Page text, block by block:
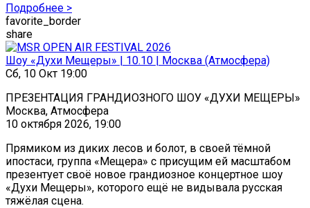
Подробнее >
favorite_border
share
Шоу «Духи Мещеры» | 10.10 | Москва (Атмосфера)
Сб, 10 Окт 19:00
ПРЕЗЕНТАЦИЯ ГРАНДИОЗНОГО ШОУ «ДУХИ МЕЩЕРЫ»
Москва, Атмосфера
10 октября 2026, 19:00
Прямиком из диких лесов и болот, в своей тёмной
ипостаси, группа «Мещера» с присущим ей масштабом
презентует своё новое грандиозное концертное шоу
«Духи Мещеры», которого ещё не видывала русская
тяжёлая сцена.